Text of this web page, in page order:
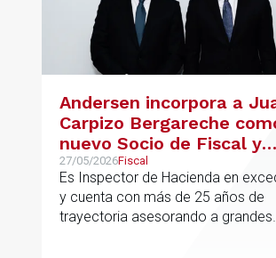
Andersen incorpora a
Carpizo Bergareche
nuevo Socio de Fiscal y
responsable de la
ibérica de Fiscalidad
27/05/2026Fiscal
Es Inspector de Hacienda en
y cuenta con más de 25 años de
trayectoria asesorando a grandes